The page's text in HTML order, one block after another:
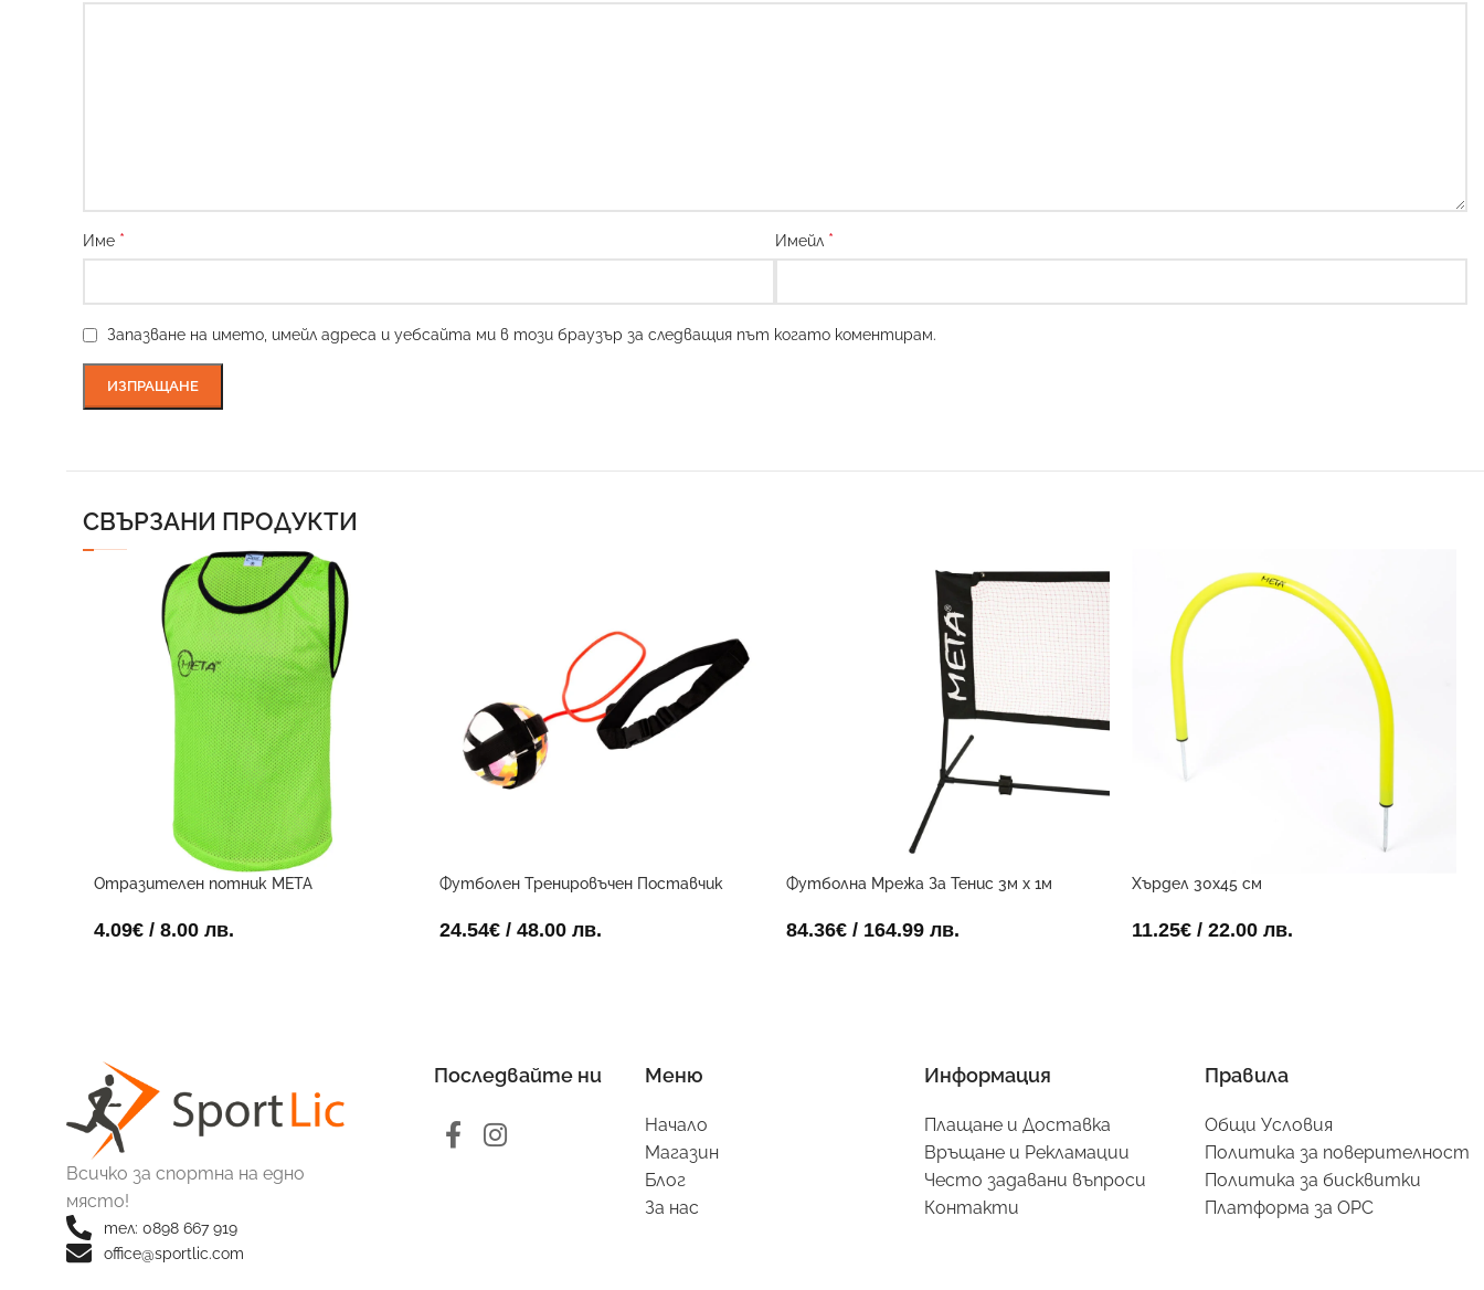
Име * Имейл *
Запазване на името, имейл адреса и уебсайта ми в този браузър за следващия път когато коментирам.
СВЪРЗАНИ ПРОДУКТИ
Отразителен потник META
4.09€ / 8.00 лв.
Футболен Тренировъчен Поставчик
24.54€ / 48.00 лв.
Футболна Мрежа За Тенис 3м x 1м
84.36€/ 164.99 лв.
Хърдел 30х45 см
11.25€ / 22.00 лв.
Всичко за спортна на едно
място!
тел: 0898 667 919
office@sportlic.com
Последвайте ни Меню
Начало
Магазин
Блог
За нас
Информация
Плащане и Доставка
Връщане и Рекламации
Често задавани въпроси
Контакти
Правила
Общи Условия
Политика за поверителност
Политика за бисквитки
Платформа за ОРС